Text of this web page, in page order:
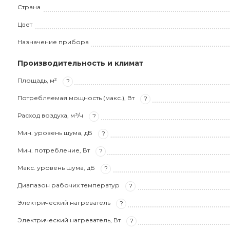
Страна
Цвет
Назначение прибора
Производительность и климат
Площадь, м² ?
Потребляемая мощность (макс.), Вт ?
Расход воздуха, м³/ч ?
Мин. уровень шума, дБ ?
Мин. потребление, Вт ?
Макс. уровень шума, дБ ?
Диапазон рабочих температур ?
Электрический нагреватель ?
Электрический нагреватель, Вт ?